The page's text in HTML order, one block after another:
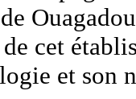
cet
et son